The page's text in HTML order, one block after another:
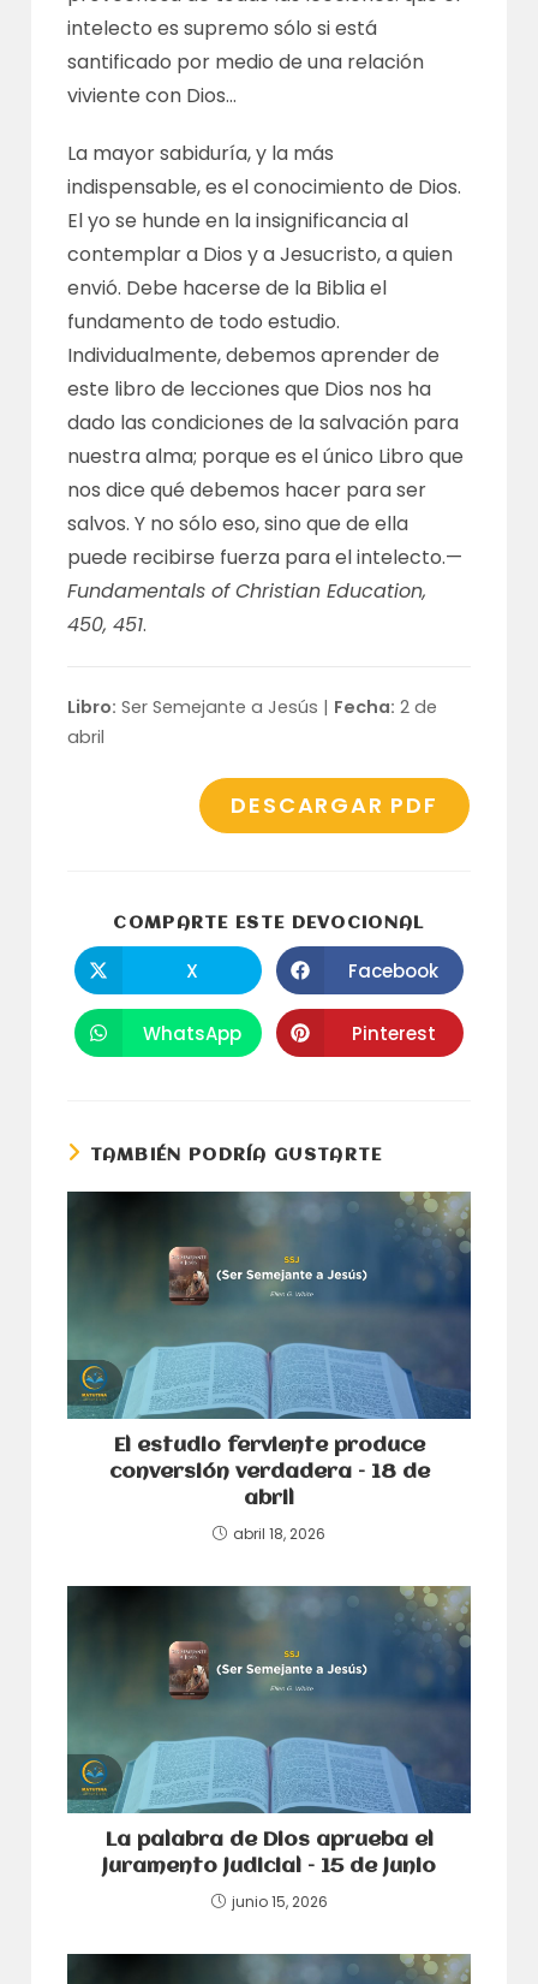
intelecto es supremo sólo si está
santificado por medio de una relación
viviente con Dios…
La mayor sabiduría, y la más
indispensable, es el conocimiento de Dios.
El yo se hunde en la insignificancia al
contemplar a Dios y a Jesucristo, a quien
envió. Debe hacerse de la Biblia el
fundamento de todo estudio.
Individualmente, debemos aprender de
este libro de lecciones que Dios nos ha
dado las condiciones de la salvación para
nuestra alma; porque es el único Libro que
nos dice qué debemos hacer para ser
salvos. Y no sólo eso, sino que de ella
puede recibirse fuerza para el intelecto.—
Fundamentals of Christian Education,
450, 451.
Libro: Ser Semejante a Jesús | Fecha: 2 de
abril
DESCARGAR PDF
COMPARTE ESTE DEVOCIONAL
abre
en
una
nueva
ventana
X Se
abre
en
una
nueva
ventana
Facebook
Se
abre
WhatsApp Se
abre
Pinterest
TAMBIÉN PODRÍA GUSTARTE
El estudio ferviente produce
conversión verdadera – 18 de
abril
abril 18, 2026
La palabra de Dios aprueba el
juramento judicial – 15 de junio
junio 15, 2026